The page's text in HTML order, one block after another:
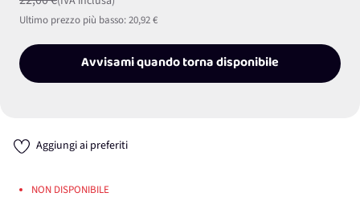
Ultimo prezzo più basso:20,92 €
Avvisami quando torna disponibile
Aggiungi ai preferiti
NON DISPONIBILE